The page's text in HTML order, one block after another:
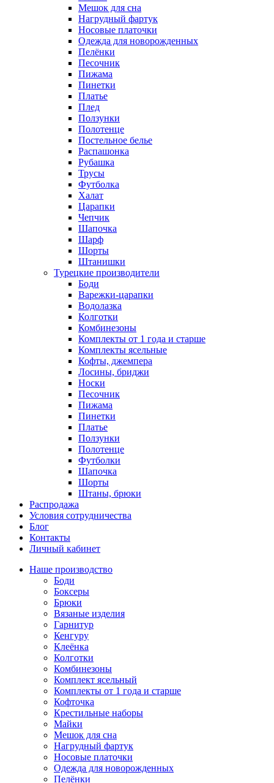
Мешок для сна
Нагрудный фартук
Носовые платочки
Одежда для новорожденных
Пелёнки
Песочник
Пижама
Пинетки
Платье
Плед
Ползунки
Полотенце
Постельное белье
Распашонка
Рубашка
Трусы
Футболка
Халат
Царапки
Чепчик
Шапочка
Шарф
Шорты
Штанишки
Турецкие производители
Боди
Варежки-царапки
Водолазка
Колготки
Комбинезоны
Комплекты от 1 года и старше
Комплекты ясельные
Кофты, джемпера
Лосины, бриджи
Носки
Песочник
Пижама
Пинетки
Платье
Ползунки
Полотенце
Футболки
Шапочка
Шорты
Штаны, брюки
Распродажа
Условия сотрудничества
Блог
Контакты
Личный кабинет
Наше производство
Боди
Боксеры
Брюки
Вязаные изделия
Гарнитур
Кенгуру
Клеёнка
Колготки
Комбинезоны
Комплект ясельный
Комплекты от 1 года и старше
Кофточка
Крестильные наборы
Майки
Мешок для сна
Нагрудный фартук
Носовые платочки
Одежда для новорожденных
Пелёнки